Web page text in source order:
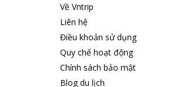
Về Vntrip
Liên hệ
Điều khoản sử dụng
Quy chế hoạt động
Chính sách bảo mật
Blog du lịch